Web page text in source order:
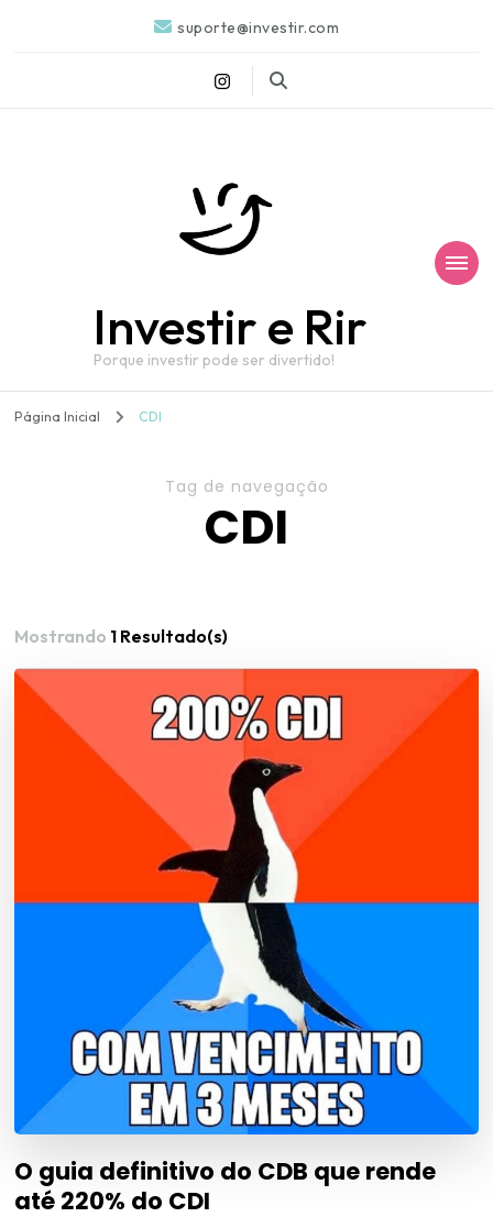
suporte@investir.com
Investir e Rir
Porque investir pode ser divertido!
Página Inicial CDI
Tag de navegação
CDI
Mostrando 1 Resultado(s)
O guia definitivo do CDB que rende
até 220% do CDI